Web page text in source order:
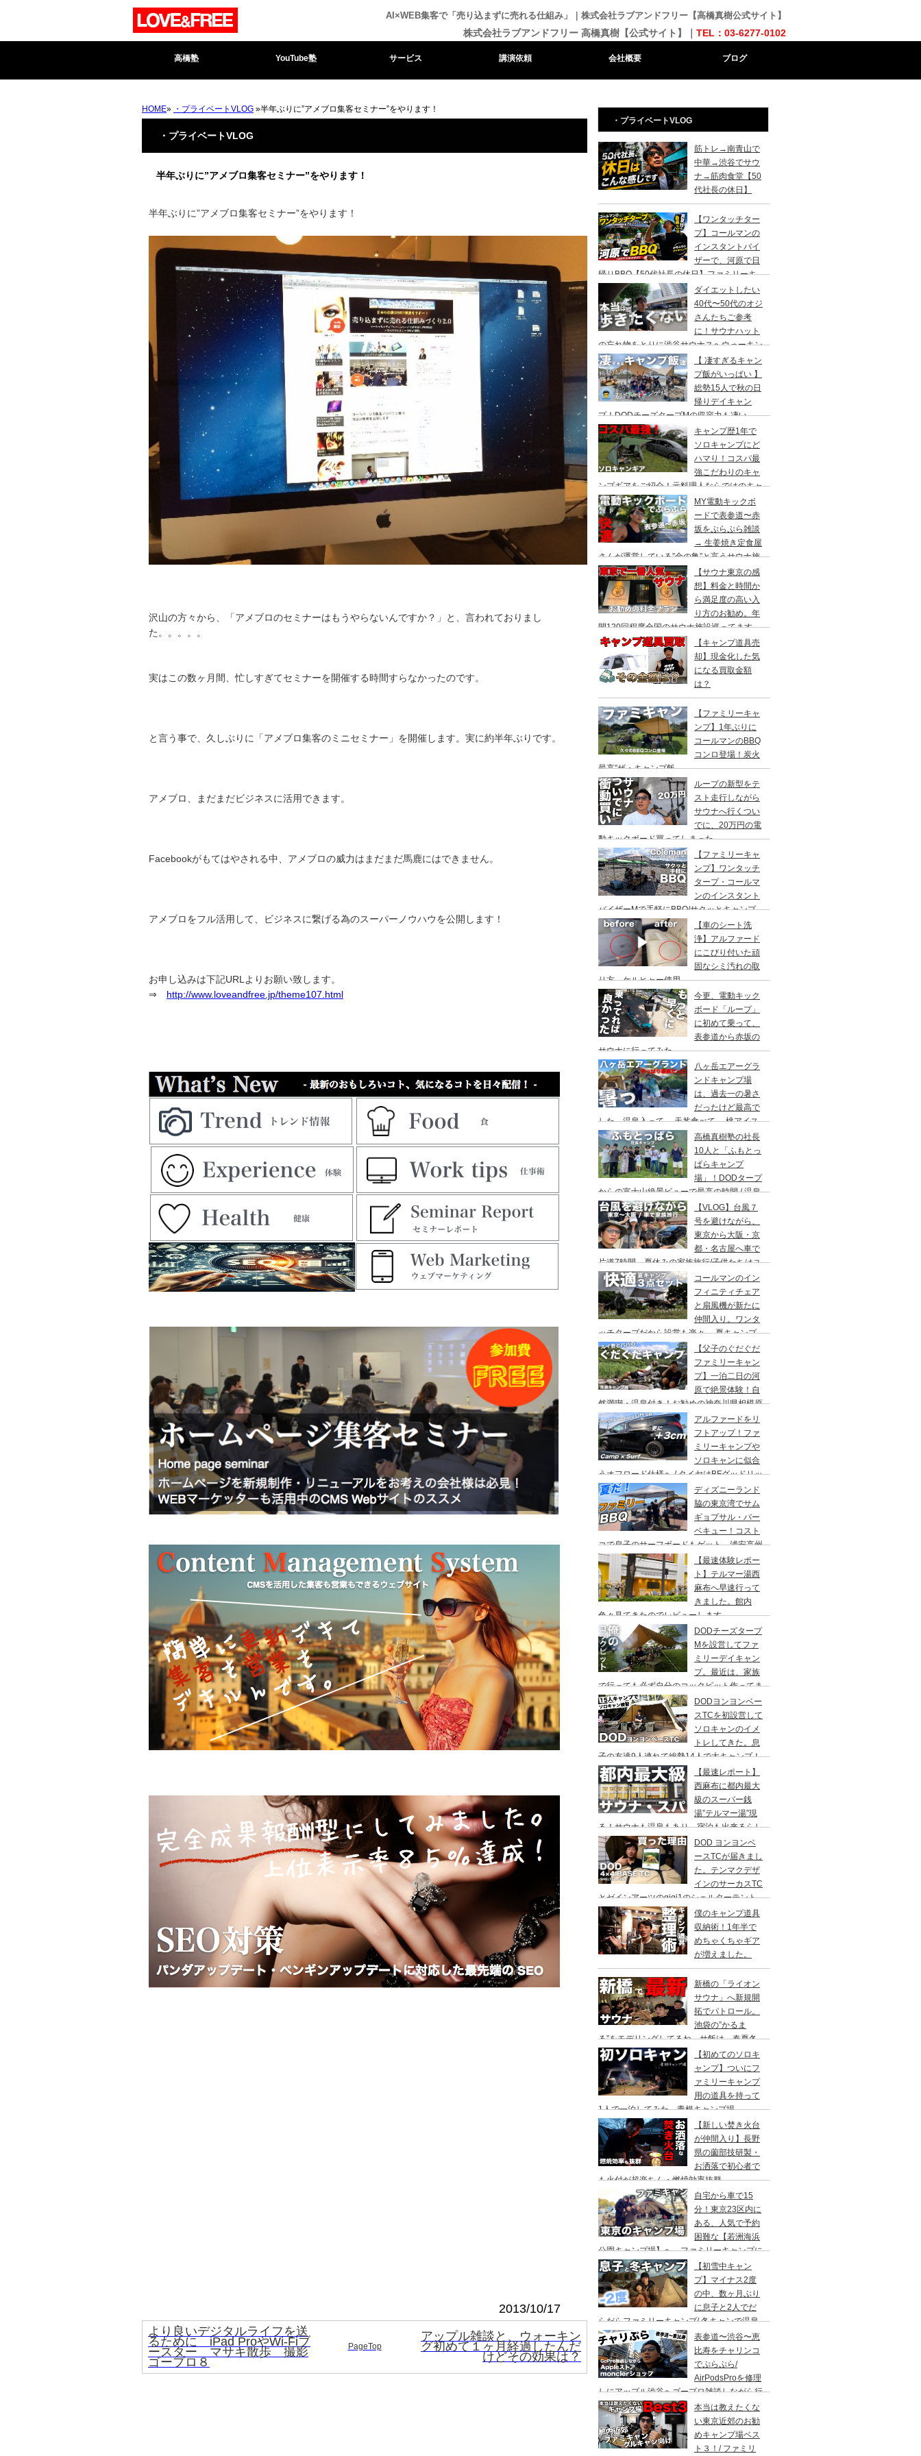
AI×WEB集客で「売り込まずに売れる仕組み」｜株式会社ラブアンドフリー【高橋真樹公式サイト】
株式会社ラブアンドフリー 高橋真樹【公式サイト】｜ TEL：03-6277-0102
高橋塾 YouTube塾 サービス 講演依頼 会社概要 ブログ
HOME» ・プライベートVLOG »半年ぶりに”アメブロ集客セミナー”をやります！
・プライベートVLOG
半年ぶりに”アメブロ集客セミナー”をやります！
半年ぶりに”アメブロ集客セミナー”をやります！
沢山の方々から、「アメブロのセミナーはもうやらないんですか？」と、言われておりまし
た。。。。。
実はこの数ヶ月間、忙しすぎてセミナーを開催する時間すらなかったのです。
と言う事で、久しぶりに「アメブロ集客のミニセミナー」を開催します。実に約半年ぶりです。
アメブロ、まだまだビジネスに活用できます。
Facebookがもてはやされる中、アメブロの威力はまだまだ馬鹿にはできません。
アメブロをフル活用して、ビジネスに繋げる為のスーパーノウハウを公開します！
お申し込みは下記URLよりお願い致します。
⇒ http://www.loveandfree.jp/theme107.html
2013/10/17
より良いデジタルライフを送
るために iPad ProやWi-Fiブ
ースター マサキ散歩 撮影
ゴープロ８
PageTop
アップル雑談と、ウォーキン
グ初めて１ヶ月経過したんだ
けどその効果は？
・プライベートVLOG
筋トレ→南青山で
中華→渋谷でサウ
ナ→筋肉食堂【50
代社長の休日】
【ワンタッチター
プ】コールマンの
インスタントバイ
ザーで、河原で日
帰りBBQ【50代社長の休日】ファミリーキ
ャンプ初心者さんは、まずこのスタイルでデ
イキャンプがおすすめです。
ダイエットしたい
40代〜50代のオジ
さんたちご参考
に！サウナハット
の忘れ物をとりに渋谷サウナスへウォーキン
グ→ ランチはカレー食べに六本木のCoCo壱
番屋へ
【 凄すぎるキャン
プ飯がいっぱい 】
総勢15人で秋の日
帰りデイキャン
プ！DODチーズタープMの収容力も凄い。
都内のキャンプ場”秋川橋河川公園バーベキ
ューランド”
キャンプ歴1年で
ソロキャンプにど
ハマり！コスパ最
強こだわりのキャ
ンプギアをご紹介！元料理人ならではのキャ
ンプ飯も堪能。今回は、千葉県一番星キャン
プ場で雨キャンプでソログルキャンプ。
MY電動キックボ
ードで表参道〜赤
坂をぷらぷら雑談
→ 生姜焼き定食屋
さんが運営している”金の亀”と言うサウナ施
設へ行ってきました。
【サウナ東京の感
想】料金と時間か
ら満足度の高い入
り方のお勧め。年
間120回程度全国のサウナ施設巡ってます。
【キャンプ道具売
却】現金化した気
になる買取金額
は？
【ファミリーキャ
ンプ】1年ぶりに
コールマンのBBQ
コンロ登場！炭火
最高”ザ・キャンプ飯
ループの新型をテ
スト走行しながら
サウナへ行くつい
でに、20万円の電
動キックボード買ってしまった。
YADEA（ヤデア）
【ファミリーキャ
ンプ】ワンタッチ
タープ・コールマ
ンのインスタント
バイザーMで手軽にBBQ/サクッとキャンプ
レイアウト/ 都心から車で1時間/ 河原のキャ
ンプ場/秋川橋河川公園 バーベキューランド
【車のシート洗
浄】アルファード
にこびり付いた頑
固なシミ汚れの取
り方。ケルヒャー使用。
今更、電動キック
ボード「ループ」
に初めて乗って、
表参道から赤坂の
サウナに行ってみた。
八ヶ岳エアーグラ
ンドキャンプ場
は、過去一の暑さ
だったけど最高で
した。温泉入って→ 天丼食べて→ 桃アイス
食べて。ファミリーキャンプにもキャンプデ
ートにもお勧めです。DOD＆ムラコでグル
ープキャンプ
高橋真樹塾の社長
10人と「ふもとっ
ぱらキャンプ
場」！DODタープ
からの富士山絶景ビューで最高の時間 / 温泉
の代わりにシャワー / キャンプ飯は肉にタコ
スにビール
【VLOG】台風７
号を避けながら、
東京から大阪・京
都・名古屋へ車で
片道7時間、夏休みの家族旅行/子供たちはユ
ニバーサルスタジオでパパはサウナ→清水寺
からの川床で鰻重→世界の山ちゃん
コールマンのイン
フィニティチェア
と扇風機が新たに
仲間入り。ワンタ
ッチタープだから設営も楽々。 夏キャンプ
を快適に過ごす為のキャンプギア３点セッ
ト。
【父子のぐだぐだ
ファミリーキャン
プ】一泊二日の河
原で絶景体験！自
然満喫・温泉付き！お勧めの神奈川県相模原
市・青根キャンプ場。
アルファードをリ
フトアップ！ファ
ミリーキャンプや
ソロキャンに似合
うオフロード仕様へ / タイヤはBFグッドリッ
チのオールテレーンTA。ホイールはデルタ
フォースのオーバル。アップサスはエスペリ
ア。
ディズニーランド
脇の東京湾でサム
ギョプサル・バー
ベキュー！コスト
コで息子のサーフボードもゲット、浦安高州
海浜公園、コールマンワンタッチタープ、フ
ァミリーキャンプ、BBQ
【最速体験レポー
ト】テルマー湯西
麻布へ早速行って
きました。館内
色々見てきたのでレビューします。
DODチーズタープ
Mを設営してファ
ミリーデイキャン
プ。最近は、家族
で行っても必ず自分のコックピット作ってま
す♪
DODヨンヨンベー
スTCを初設営して
ソロキャンのイメ
トレしてきた。息
子の友達9人連れて総勢14人で大キャンプ！
めちゃくちゃ疲れたぞ。
【最速レポート】
西麻布に都内最大
級のスーパー銭
湯”テルマー湯”現
る！サウナも温泉もあり、宿泊も出来るらし
い♪
DOD ヨンヨンベ
ースTCが届きまし
た。テンマクデザ
インのサーカスTC
とゼインアーツのgigi1のシェルターテント
と比較検討をし、購入に至った理由。
僕のキャンプ道具
収納術！1年半で
めちゃくちゃギア
が増えました。
新橋の「ライオン
サウナ」へ新規開
拓でパトロール。
池袋の”かるま
る”をモデリングしてるね。サ飯は、春夏冬
にて。
【初めてのソロキ
ャンプ】ついにフ
ァミリーキャンプ
用の道具を持って
1人で一泊してみた。青根キャンプ場
【新しい焚き火台
が仲間入り】長野
県の薗部技研製・
お洒落で初心者で
も火付が超楽ちん・燃焼効率抜群
自宅から車で15
分！東京23区内に
ある、人気で予約
困難な【若洲海浜
公園キャンプ場】へ、ファミリーキャンプに
行ってきた。冬キャンプもキャンプギアを上
手に使えば暖かくて楽しい♪
【初雪中キャン
プ】マイナス2度
の中、数ヶ月ぶり
に息子と2人でだ
らだらファミリーキャンプ/ 冬キャンで温泉
入って焚き火して超絶楽しかった。大野路キ
ャンプ場は結構いいかも
表参道〜渋谷〜恵
比寿をチャリンコ
でぷらぷら/
AirPodsProを修理
しにアップル渋谷へゴープロ雑談しながら行
ってきます。モンクレールの新型ショップも
行ってみました。
本当は教えたくな
い東京近郊のお勧
めキャンプ場ベス
ト３！/ ファミリ